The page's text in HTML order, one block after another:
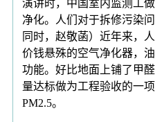
演讲时，中国室内监测工
净化。人们对于拆修污染
同时，赵敬菡）近年来，
价钱悬殊的空气净化器，
功能。好比地面上铺了甲
量达标做为工程验收的一
PM2.5。